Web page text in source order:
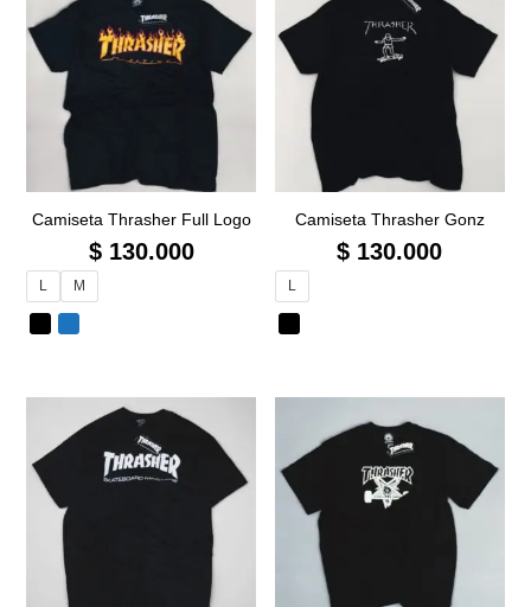
Camiseta Thrasher Full Logo
$130.000
L M
Camiseta Thrasher Gonz
$ 130.000
L